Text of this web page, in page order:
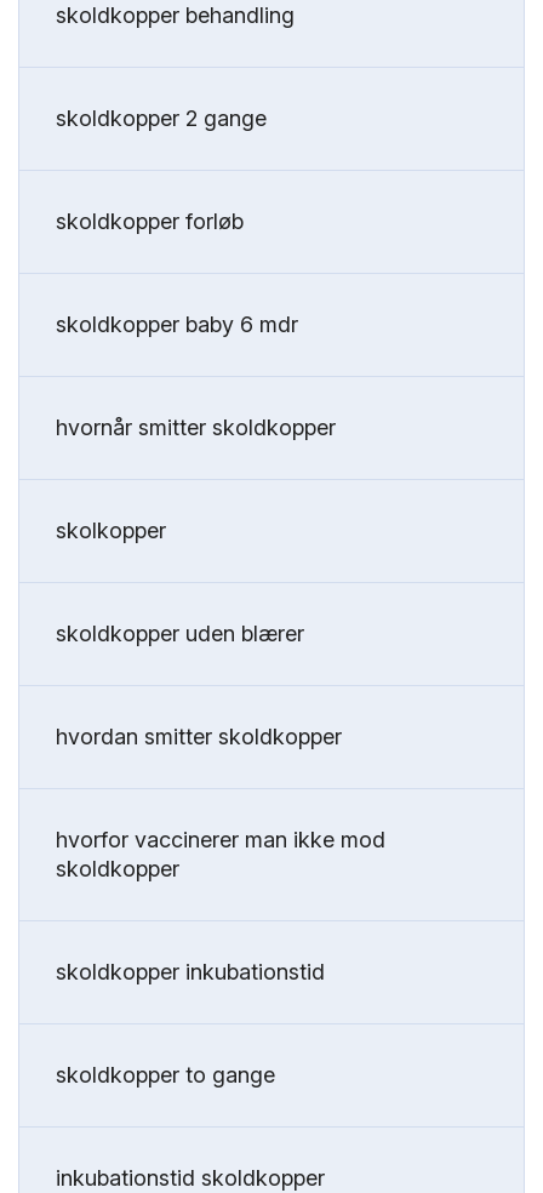
skoldkopper behandling
skoldkopper 2 gange
skoldkopper forløb
skoldkopper baby 6 mdr
hvornår smitter skoldkopper
skolkopper
skoldkopper uden blærer
hvordan smitter skoldkopper
hvorfor vaccinerer man ikke mod
skoldkopper
skoldkopper inkubationstid
skoldkopper to gange
inkubationstid skoldkopper